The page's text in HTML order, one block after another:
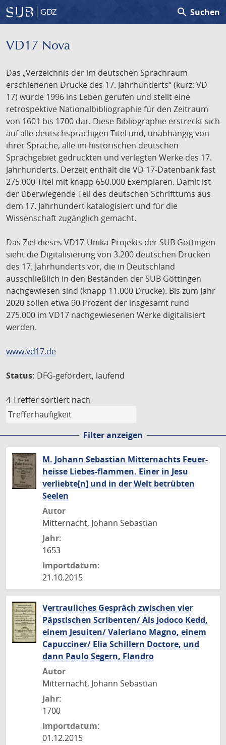
GDZ search Suchen
VD17 Nova
Das „Verzeichnis der im deutschen Sprachraum
erschienenen Drucke des 17. Jahrhunderts“ (kurz: VD
17) wurde 1996 ins Leben gerufen und stellt eine
retrospektive Nationalbibliographie für den Zeitraum
von 1601 bis 1700 dar. Diese Bibliographie erstreckt sich
auf alle deutschsprachigen Titel und, unabhängig von
ihrer Sprache, alle im historischen deutschen
Sprachgebiet gedruckten und verlegten Werke des 17.
Jahrhunderts. Derzeit enthält die VD 17-Datenbank fast
275.000 Titel mit knapp 650.000 Exemplaren. Damit ist
der überwiegende Teil des deutschen Schrifttums aus
dem 17. Jahrhundert katalogisiert und für die
Wissenschaft zugänglich gemacht.
Das Ziel dieses VD17-Unika-Projekts der SUB Göttingen
sieht die Digitalisierung von 3.200 deutschen Drucken
des 17. Jahrhunderts vor, die in Deutschland
ausschließlich in den Beständen der SUB Göttingen
nachgewiesen sind (knapp 11.000 Drucke). Bis zum Jahr
2020 sollen etwa 90 Prozent der insgesamt rund
275.000 im VD17 nachgewiesenen Werke digitalisiert
werden.
www.vd17.de
Status: DFG-gefördert, laufend
4 Treffer sortiert nach
Filter anzeigen
M. Johann Sebastian Mitternachts Feuer-
heisse Liebes-flammen. Einer in Jesu
verliebte[n] und in der Welt betrübten
Seelen
Autor
Mitternacht, Johann Sebastian
Jahr:
1653
Importdatum:
21.10.2015
Vertrauliches Gespräch zwischen vier
Päpstischen Scribenten/ Als Jodoco Kedd,
einem Jesuiten/ Valeriano Magno, einem
Capucciner/ Elia Schillern Doctore, und
dann Paulo Segern, Flandro
Autor
Mitternacht, Johann Sebastian
Jahr:
1700
Importdatum:
01.12.2015